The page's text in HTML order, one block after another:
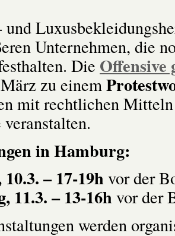
Unternehmen, die
Die Offensive
zu einem
mit rechtlichen
in Hamburg:
– 17-19h vor der
11.3. – 13-16h vor der
werden